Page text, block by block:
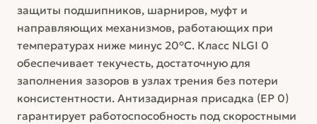
защиты подшипников, шарниров, муфт и
направляющих механизмов, работающих при
температурах ниже минус 20°C. Класс NLGI 0
обеспечивает текучесть, достаточную для
заполнения зазоров в узлах трения без потери
консистентности. Антизадирная присадка (EP 0)
гарантирует работоспособность под скоростными